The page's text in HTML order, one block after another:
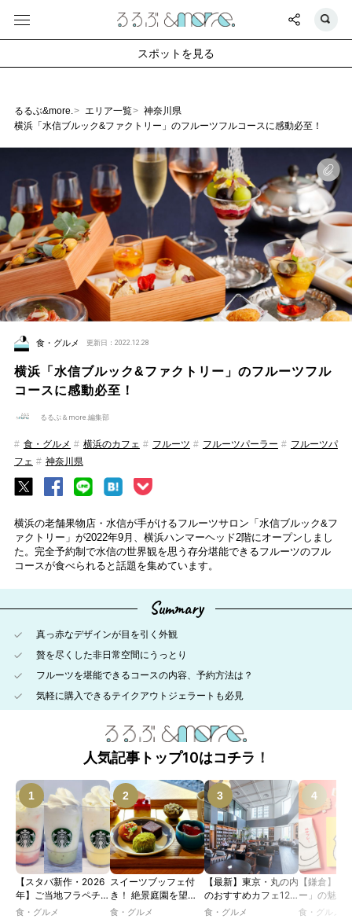
るるぶ&more. エリア一覧
神奈川県
横浜「水信ブルック&ファクトリー」のフルーツフルコースに感動必至！
食・グルメ 更新日：2022.12.28
横浜「水信ブルック&ファクトリー」のフルーツフル
コースに感動必至！
るるぶ＆more.編集部
食・グルメ 横浜のカフェ フルーツ フルーツパーラー
フルーツパ
フェ
神奈川県
横浜の老舗果物店・水信が手がけるフルーツサロン「水信ブルック&フ
ァクトリー」が2022年9月、横浜ハンマーヘッド2階にオープンしまし
た。完全予約制で水信の世界観を思う存分堪能できるフルーツのフル
コースが食べられると話題を集めています。
Summary
真っ赤なデザインが目を引く外観
贅を尽くした非日常空間にうっとり
フルーツを堪能できるコースの内容、予約方法は？
気軽に購入できるテイクアウトジェラートも必見
人気記事トップ10はコチラ！
【スタバ新作・2026
年】ご当地フラペチー
ノが新登場！ 地域と
食・グルメ
スイーツブッフェ付
き！ 絶景庭園を望む
ホテルレストランで味
食・グルメ
【最新】東京・丸の内
のおすすめカフェ12
選｜ひとりでゆったり
食・グルメ
【鎌倉】「
ー」の魅力
説！ 定番商
食・グルメ
スポットを見る